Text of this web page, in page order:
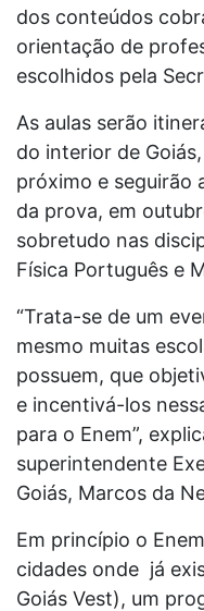
dos conteúdos
orientação de
escolhidos pela
As aulas serão
do interior de
próximo e seguirão
da prova, em
sobretudo nas
Física Português e
“Trata-se de um
mesmo muitas
possuem, que
e incentivá-los
para o Enem”,
superintendente
Goiás, Marcos da
Em princípio o
cidades onde já
Goiás Vest), um